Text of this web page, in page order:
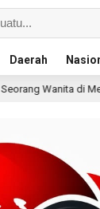
Daerah
Ditangkap Polisi